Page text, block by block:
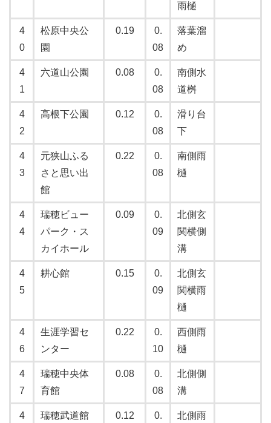
雨樋
4
0
松原中央公
園
0.19
0.
08
落葉溜
め
4
1
六道山公園 0.08
0.
08
南側水
道桝
4
2
高根下公園 0.12
0.
08
滑り台
下
4
3
元狭山ふる
さと思い出
館
0.22
0.
08
南側雨
樋
4
4
瑞穂ビュー
パーク・ス
カイホール
0.09
0.
09
北側玄
関横側
溝
4
5
耕心館 0.15
0.
09
北側玄
関横雨
樋
4
6
生涯学習セ
ンター
0.22
0.
10
西側雨
樋
4
7
瑞穂中央体
育館
0.08
0.
08
北側側
溝
4
瑞穂武道館 0.12
0.
北側雨